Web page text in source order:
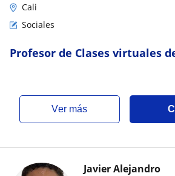
Cali
Sociales
Profesor de Clases virtuales
ver más
Javier Alejandro